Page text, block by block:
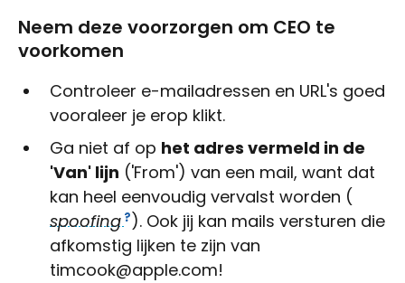
Neem deze voorzorgen om CEO te
voorkomen
Controleer e-mailadressen en URL's goed
vooraleer je erop klikt.
Ga niet af op het adres vermeld in de
'Van' lijn ('From') van een mail, want dat
kan heel eenvoudig vervalst worden (
spoofing). Ook jij kan mails versturen die
afkomstig lijken te zijn van
timcook@apple.com!